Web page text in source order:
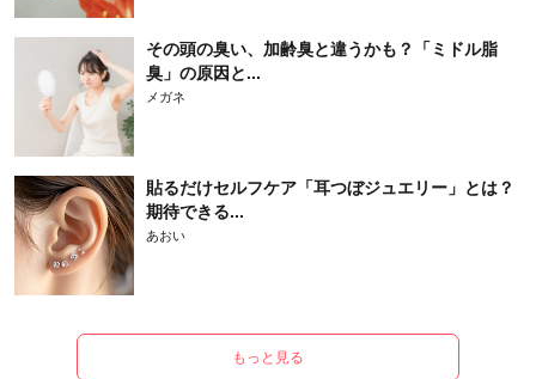
その頭の臭い、加齢臭と違うかも？「ミドル脂
臭」の原因と...
メガネ
貼るだけセルフケア「耳つぼジュエリー」とは？
期待できる...
あおい
もっと見る